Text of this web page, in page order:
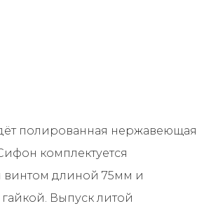
полированная нержавеющая
комплектуется
длиной 75мм и
Выпуск литой